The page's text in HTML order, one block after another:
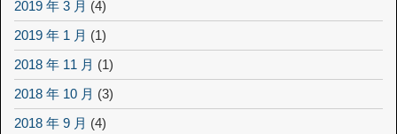
2019 年 3 月 (4)
2019 年 1 月 (1)
2018 年 11 月 (1)
2018 年 10 月 (3)
2018 年 9 月 (4)